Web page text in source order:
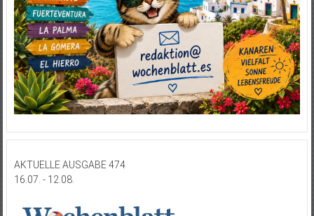
AKTUELLE AUSGABE 474
16.07. - 12.08.